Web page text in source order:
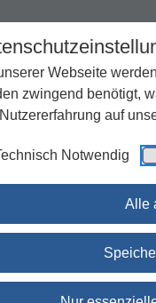
Webseite
zwingend benötigt,
Nutzererfahrung auf
Notwendig
Alle
Zeit